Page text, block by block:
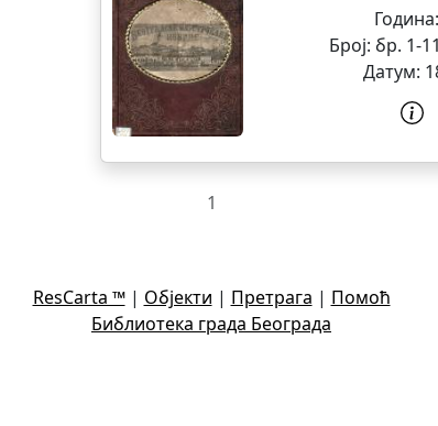
Година:
Број: бр. 1-
Датум:
1
ResCarta ™| Објекти | Претрага | Помоћ
Библиотека града Београда